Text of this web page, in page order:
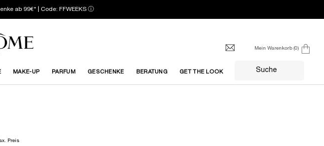
ab 99€* | Code: FFWEEKS ⓘ
Mein Warenkorb 0
0 produkt
MAKE-UP PARFUM GESCHENKE BERATUNG GET THE LOOK Suche
Preis